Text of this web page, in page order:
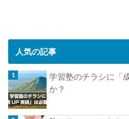
人気の記事
学習塾のチラシに「
か？